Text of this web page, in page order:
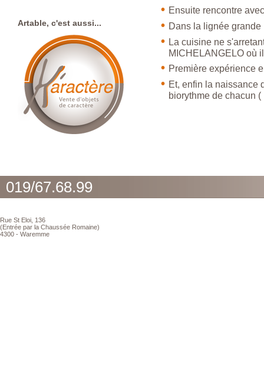
Artable, c'est aussi...
Ensuite rencontre
Dans la lignée
La cuisine ne
MICHELANGELO où
Première expérience
Et, enfin la naissance
biorythme de chacun
019/67.68.99
Rue St Eloi, 136
(Entrée par la Chaussée Romaine)
4300 - Waremme